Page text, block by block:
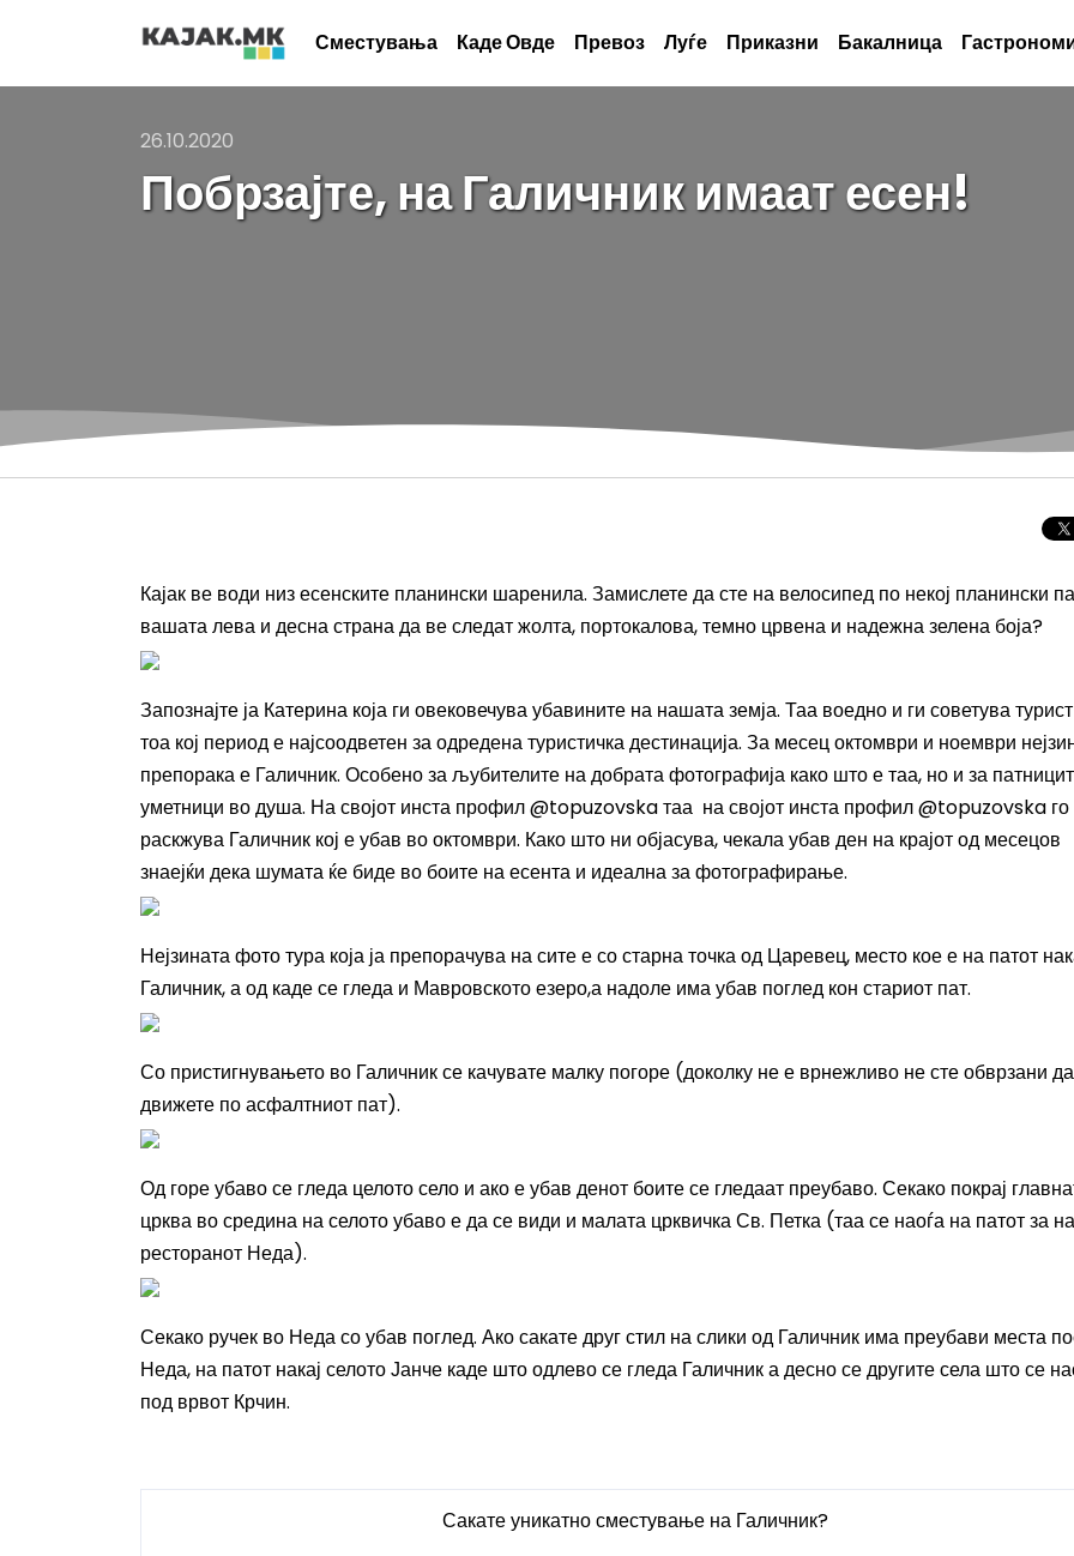
Сместувања Каде Овде Превоз Луѓе Приказни Бакалница
26.10.2020
Побрзајте, на Галичник имаат есен!
Кајак ве води низ есенските планински шаренила. Замислете да сте на велосипед по некој планински
вашата лева и десна страна да ве следат жолта, портокалова, темно црвена и надежна зелена боја?
Запознајте ја Катерина која ги овековечува убавините на нашата земја. Таа воедно и ги советува
тоа кој период е најсоодветен за одредена туристичка дестинација. За месец октомври и ноември
препорака е Галичник. Особено за љубителите на добрата фотографија како што е таа, но и за
уметници во душа. На својот инста профил @topuzovska таа на својот инста профил @topuzovska го
раскжува Галичник кој е убав во октомври. Како што ни објасува, чекала убав ден на крајот од месецов
знаејќи дека шумата ќе биде во боите на есента и идеална за фотографирање.
Нејзината фото тура која ја препорачува на сите е со старна точка од Царевец, место кое е на патот
Галичник, а од каде се гледа и Мавровското езеро,а надоле има убав поглед кон стариот пат.
Со пристигнувањето во Галичник се качувате малку погоре (доколку не е врнежливо не сте обврзани
движете по асфалтниот пат).
Од горе убаво се гледа целото село и ако е убав денот боите се гледаат преубаво. Секако покрај
црква во средина на селото убаво е да се види и малата црквичка Св. Петка (таа се наоѓа на патот за
ресторанот Неда).
Секако ручек во Неда со убав поглед. Ако сакате друг стил на слики од Галичник има преубави места
Неда, на патот накај селото Јанче каде што одлево се гледа Галичник а десно се другите села што се
под врвот Крчин.
Сакате уникатно сместување на Галичник?